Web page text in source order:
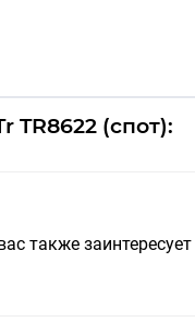
TR8622 (спот):
также заинтересует